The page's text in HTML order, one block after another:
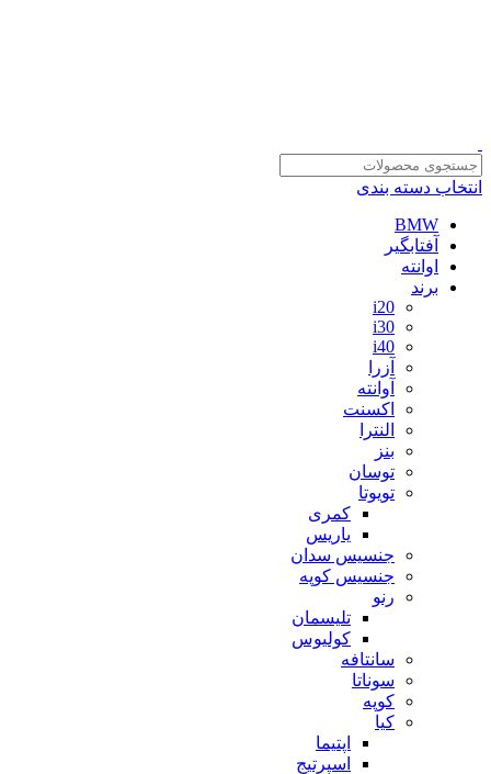
انتخاب دسته بندی
BMW
آفتابگیر
اوانته
برند
i20
i30
i40
آزرا
آوانته
اکسنت
النترا
بنز
توسان
تویوتا
کمری
یاریس
جنسیس سدان
جنسیس کوپه
رنو
تلیسمان
کولیوس
سانتافه
سوناتا
کوپه
کیا
اپتیما
اسپرتیج